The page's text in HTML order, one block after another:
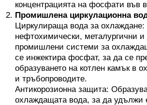
концентрацията на фосфати във
Промишлена циркулационна
Циркулираща вода за
нефтохимически, металургични и
промишлени системи за
се инжектира фосфат, за да се
образуването на котлен камък в
и тръбопроводите.
Антикорозионна защита:
охлаждащата вода, за да удължи